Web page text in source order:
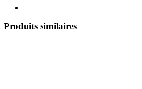
Produits similaires